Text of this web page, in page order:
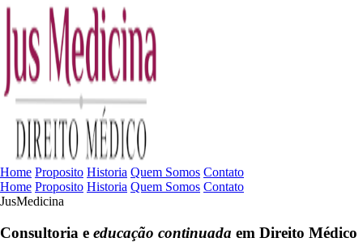
Home Proposito Historia Quem Somos Contato
Home Proposito Historia Quem Somos Contato
JusMedicina
Consultoria e educação continuada em Direito Médico